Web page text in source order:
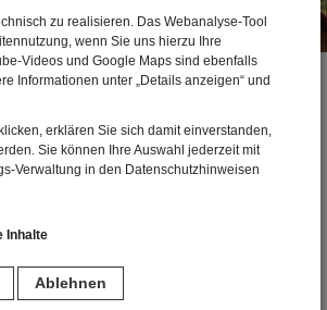
zu realisieren. Das Webanalyse-Tool
wenn Sie uns hierzu Ihre
Videos und Google Maps sind ebenfalls
Informationen unter „Details anzeigen“ und
erklären Sie sich damit einverstanden,
Sie können Ihre Auswahl jederzeit mit
Verwaltung in den Datenschutzhinweisen
Inhalte
Ablehnen
für Heinrich Julius&WM
- der Beitrag der